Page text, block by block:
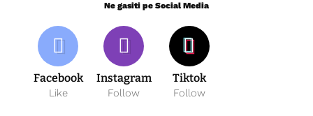
Ne gasiti pe Social Media
Facebook
Like
Instagram
Follow
Tiktok
Follow